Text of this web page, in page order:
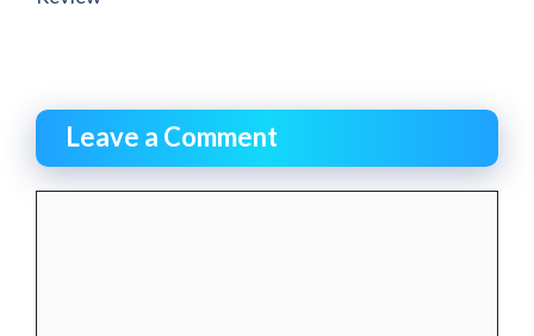
Leave a Comment